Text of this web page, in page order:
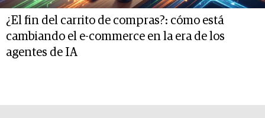
¿El fin del carrito de compras?: cómo está
cambiando el e-commerce en la era de los
agentes de IA